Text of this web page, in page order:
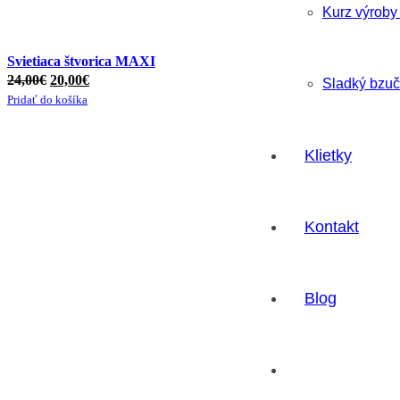
Kurz
Sladký
Klietky
Kontakt
Blog
Svietiaca štvorica MAXI
24,00€ 20,00€
Pridať do košíka